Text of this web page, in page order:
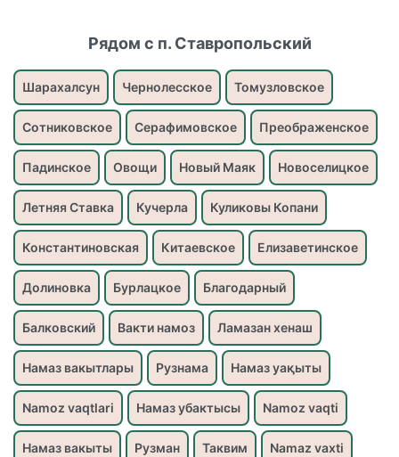
Рядом с п. Ставропольский
Шарахалсун Чернолесское Томузловское
Сотниковское Серафимовское Преображенское
Падинское Овощи Новый Маяк Новоселицкое
Летняя Ставка Кучерла Куликовы Копани
Константиновская Китаевское Елизаветинское
Долиновка Бурлацкое Благодарный
Балковский Вакти намоз Ламазан хенаш
Намаз вакытлары Рузнама Намаз уақыты
Namoz vaqtlari Намаз убактысы Namoz vaqti
Намаз вакыты Рузман Таквим Namaz vaxti